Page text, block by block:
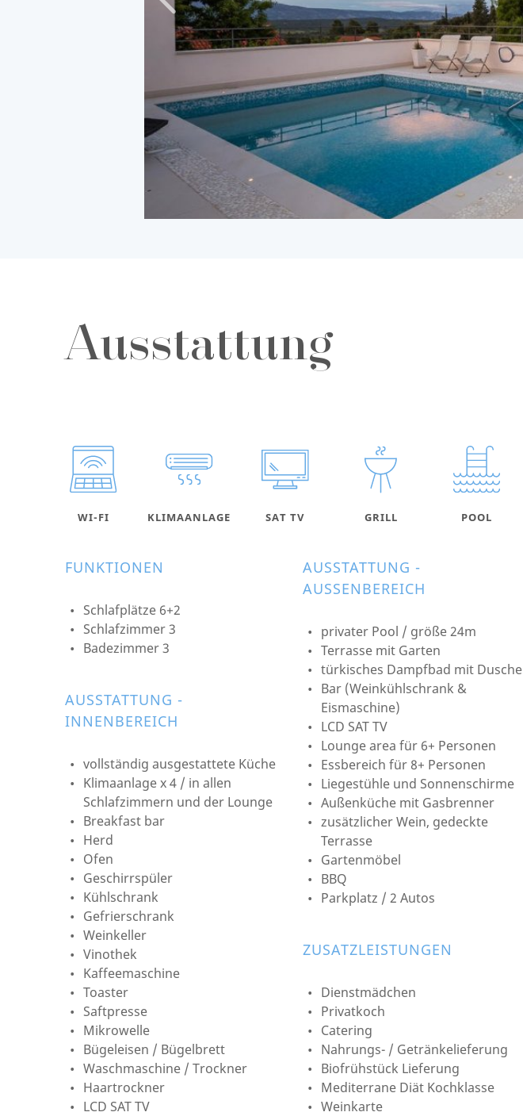
Ausstattung
WI-FI KLIMAANLAGE SAT TV GRILL POOL
FUNKTIONEN
Schlafplätze 6+2
Schlafzimmer 3
Badezimmer 3
AUSSTATTUNG -
INNENBEREICH
vollständig ausgestattete Küche
Klimaanlage x 4 / in allen
Schlafzimmern und der Lounge
Breakfast bar
Herd
Ofen
Geschirrspüler
Kühlschrank
Gefrierschrank
Weinkeller
Vinothek
Kaffeemaschine
Toaster
Saftpresse
Mikrowelle
Bügeleisen / Bügelbrett
Waschmaschine / Trockner
Haartrockner
LCD SAT TV
AUSSTATTUNG -
AUSSENBEREICH
privater Pool / größe 24m
Terrasse mit Garten
türkisches Dampfbad mit Dusche
Bar (Weinkühlschrank &
Eismaschine)
LCD SAT TV
Lounge area für 6+ Personen
Essbereich für 8+ Personen
Liegestühle und Sonnenschirme
Außenküche mit Gasbrenner
zusätzlicher Wein, gedeckte
Terrasse
Gartenmöbel
BBQ
Parkplatz / 2 Autos
ZUSATZLEISTUNGEN
Dienstmädchen
Privatkoch
Catering
Nahrungs- / Getränkelieferung
Biofrühstück Lieferung
Mediterrane Diät Kochklasse
Weinkarte